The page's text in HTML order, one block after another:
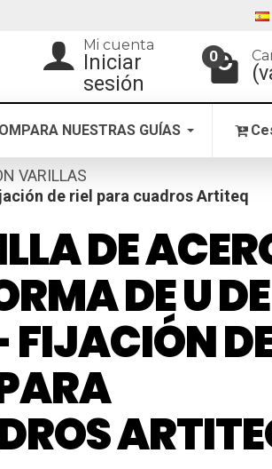
Mi cuenta
Iniciar
sesión
0
NUESTRAS GUÍAS
VARILLAS
de riel para cuadros Artiteq
DE
DE U